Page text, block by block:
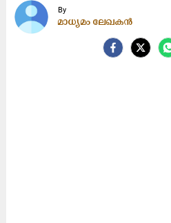
By
മാധ്യമം ലേഖകൻ